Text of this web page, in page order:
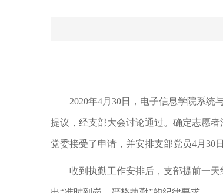
2020年4月30日，电子信息学院系统
提议，经支部大会讨论通过。确定志愿
党委接受了申请，并安排支部党员4月30
收到执勤工作安排后，支部提前一